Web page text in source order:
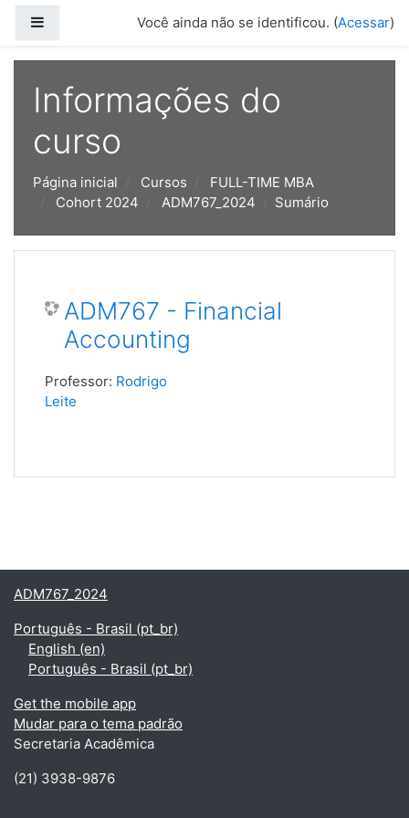
Você ainda não se identificou. (Acessar)
Informações do
curso
Página inicial Cursos
FULL-TIME MBA
Cohort 2024
ADM767_2024 Sumário
ADM767 - Financial
Accounting
Professor: Rodrigo
Leite
ADM767_2024
Português - Brasil ‎(pt_br)‎
English ‎(en)‎
Português - Brasil ‎(pt_br)‎
Get the mobile app
Mudar para o tema padrão
Secretaria Acadêmica
(21) 3938-9876